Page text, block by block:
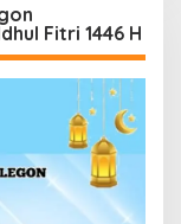
Fitri 1446 H